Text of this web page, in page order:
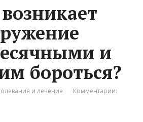
и
бороться?
и лечение
Комментарии: